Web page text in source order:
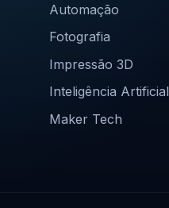
Automação
Fotografia
Impressão 3D
Inteligência Artificial
Maker Tech